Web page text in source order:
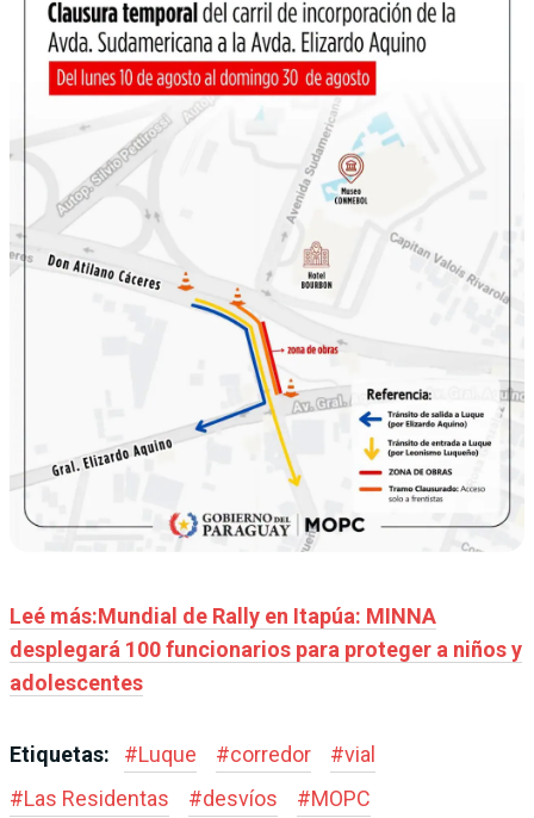
Leé más:Mundial de Rally en Itapúa: MINNA
desplegará 100 funcionarios para proteger a niños y
adolescentes
Etiquetas: #Luque #corredor #vial
#Las Residentas #desvíos #MOPC